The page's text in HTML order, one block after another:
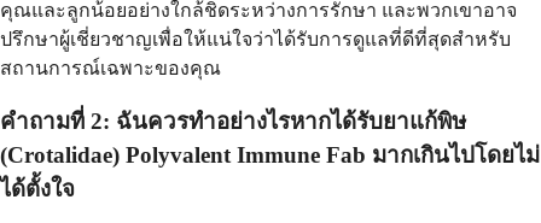
คุณและลูกน้อยอย่างใกล้ชิดระหว่างการรักษา และพวกเขาอาจ
ปรึกษาผู้เชี่ยวชาญเพื่อให้แน่ใจว่าได้รับการดูแลที่ดีที่สุดสำหรับ
สถานการณ์เฉพาะของคุณ
คำถามที่ 2: ฉันควรทำอย่างไรหากได้รับยาแก้พิษ
(Crotalidae) Polyvalent Immune Fab มากเกินไปโดยไม่
ได้ตั้งใจ